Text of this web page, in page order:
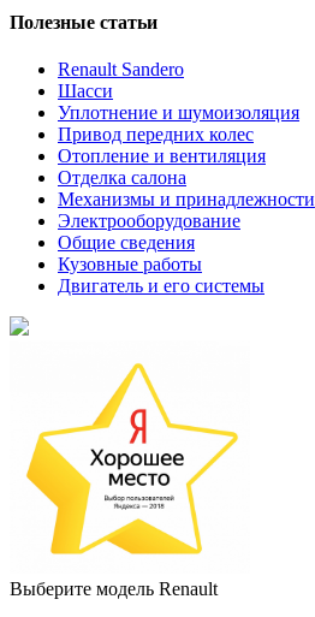
Полезные статьи
Renault Sandero
Шасси
Уплотнение и шумоизоляция
Привод передних колес
Отопление и вентиляция
Отделка салона
Механизмы и принадлежности
Электрооборудование
Общие сведения
Кузовные работы
Двигатель и его системы
Выберите модель Renault